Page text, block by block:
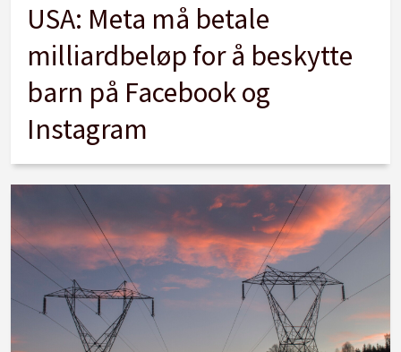
USA: Meta må betale
milliardbeløp for å beskytte
barn på Facebook og
Instagram